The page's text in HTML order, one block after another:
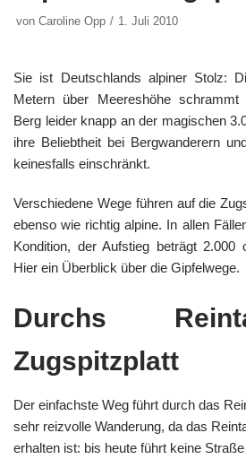
von Caroline Opp 1. Juli 2010
Sie ist Deutschlands alpiner Stolz:
Metern über Meereshöhe schrammt
Berg leider knapp an der magischen
ihre Beliebtheit bei Bergwanderern
keinesfalls einschränkt.
Verschiedene Wege führen auf die
ebenso wie richtig alpine. In allen
Kondition, der Aufstieg beträgt 2.000
Hier ein Überblick über die Gipfelwege.
Durchs
Zugspitzplatt
Der einfachste Weg führt durch das
sehr reizvolle Wanderung, da das
erhalten ist: bis heute führt keine